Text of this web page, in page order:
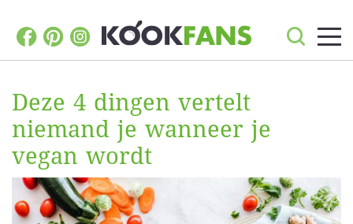
Deze 4 dingen vertelt
niemand je wanneer je
vegan wordt